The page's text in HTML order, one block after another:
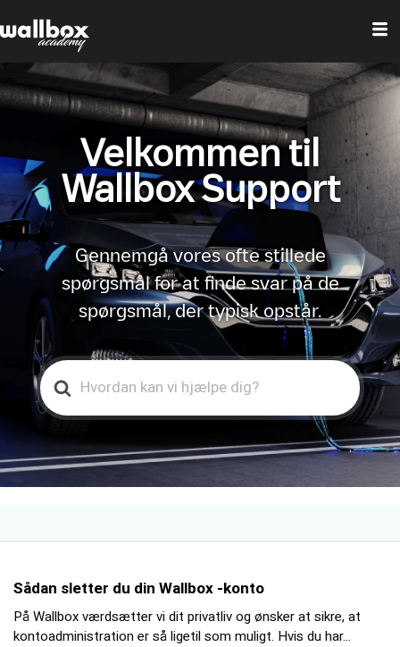
Velkommen til
Wallbox Support
Gennemgå vores ofte stillede
spørgsmål for at finde svar på de
spørgsmål, der typisk opstår.
Search
For
Sådan sletter du din Wallbox -konto
På Wallbox værdsætter vi dit privatliv og ønsker at sikre, at
kontoadministration er så ligetil som muligt. Hvis du har...